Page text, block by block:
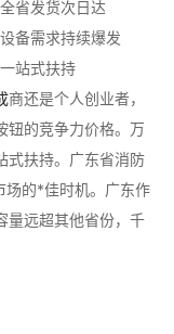
省发货次日达
备需求持续爆发
一站式扶持
商还是个人创业者，
钮的竞争力价格。万
式扶持。广东省消防
场的*佳时机。广东作
量远超其他省份，千